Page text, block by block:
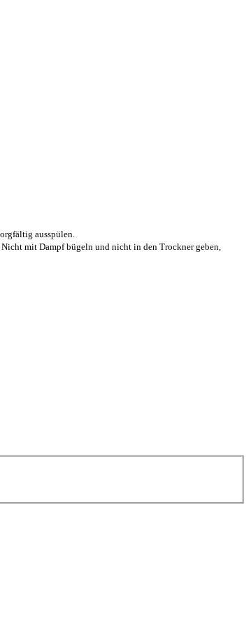
ausspülen.
mit Dampf bügeln und nicht in den Trockner geben,